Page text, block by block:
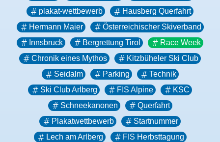
plakat-wettbewerb
Hausberg Querfahrt
Hermann Maier
Österreichischer Skiverband
Innsbruck
Bergrettung Tirol
Race Week
Chronik eines Mythos
Kitzbüheler Ski Club
Seidalm
Parking
Technik
Ski Club Arlberg
FIS Alpine
KSC
Schneekanonen
Querfahrt
Plakatwettbewerb
Startnummer
Lech am Arlberg
FIS Herbsttagung